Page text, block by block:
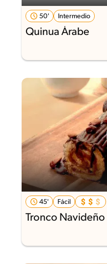
50' Intermedio
Quinua Árabe
45' Fácil
Tronco Navideño